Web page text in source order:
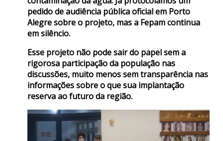
pedido de audiência pública oficial em Porto
Alegre sobre o projeto, mas a Fepam continua
em silêncio.
Esse projeto não pode sair do papel sem a
rigorosa participação da população nas
discussões, muito menos sem transparência nas
informações sobre o que sua implantação
reserva ao futuro da região.